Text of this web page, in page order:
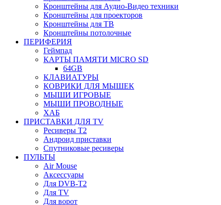
Кронштейны для Аудио-Видео техники
Кронштейны для проекторов
Кронштейны для ТВ
Кронштейны потолочные
ПЕРИФЕРИЯ
Геймпад
КАРТЫ ПАМЯТИ MICRO SD
64GB
КЛАВИАТУРЫ
КОВРИКИ ДЛЯ МЫШЕК
МЫШИ ИГРОВЫЕ
МЫШИ ПРОВОДНЫЕ
ХАБ
ПРИСТАВКИ ДЛЯ TV
Ресиверы Т2
Андроид приставки
Спутниковые ресиверы
ПУЛЬТЫ
Air Mouse
Аксессуары
Для DVB-T2
Для TV
Для ворот